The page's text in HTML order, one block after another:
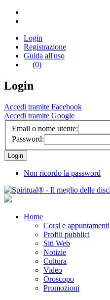
Login
Registrazione
Guida all'uso
(0)
Login
Accedi tramite Facebook
Accedi tramite Google
Email o nome utente:
Password:
Non ricordo la password
Home
Corsi e appuntamenti
Profili pubblici
Siti Web
Notizie
Cultura
Video
Oroscopo
Promozioni